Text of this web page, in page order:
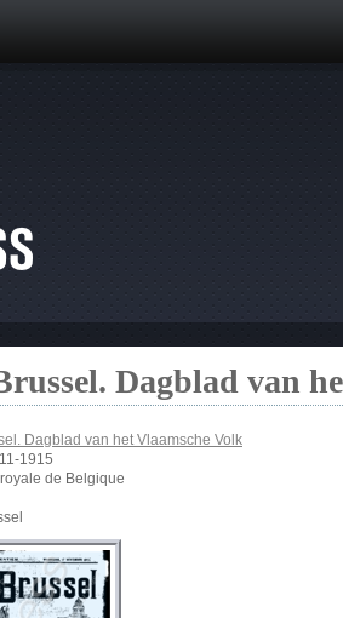
Dagblad van
Dagblad van het Vlaamsche Volk
1915
de Belgique